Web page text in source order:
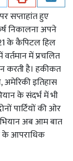
सप्ताहांत हुए
निकालना अपने
के कैपिटल हिल
में प्रचलित
करती है। हकीकत
अमेरिकी इतिहास
के संदर्भ में भी
पार्टियों की ओर
अब आम बात
के आपराधिक